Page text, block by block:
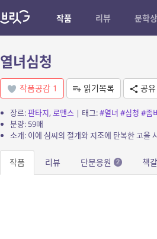
작품 리뷰 문학상
열녀심청
작품공감 1 읽기목록 공유
장르:판타지, 로맨스| 태그:#열녀 #심청 #좀
분량: 59매
소개: 이에 심씨의 절개와 지조에 탄복한 고을
작품 리뷰 단문응원 2 책